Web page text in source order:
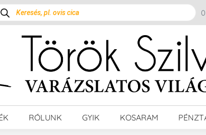
RÓLUNK GYIK KOSARAM